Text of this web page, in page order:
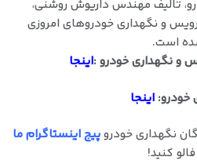
تالیف مهندس داریوش روشنی،
و نگهداری خودروهای امروزی
است.
اینجا
خودرو: اینجا
نگهداری خودروپیج اینستاگرام ما
فالو کنید!